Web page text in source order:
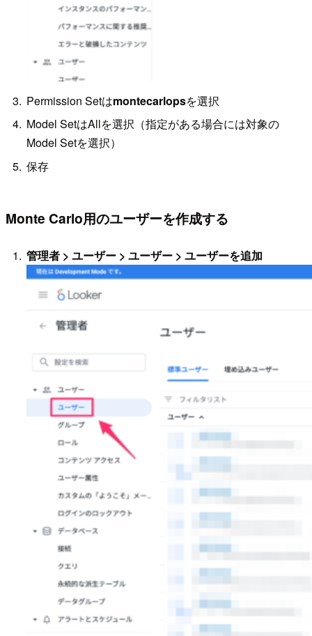
Permission Setはmontecarlopsを選択
Model SetはAllを選択（指定がある場合には対象の
Model Setを選択）
保存
Monte Carlo用のユーザーを作成する
管理者 > ユーザー > ユーザー > ユーザーを追加